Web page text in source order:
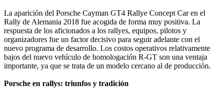
La aparición del Porsche Cayman GT4 Rallye Concept Car en el
Rally de Alemania 2018 fue acogida de forma muy positiva. La
respuesta de los aficionados a los rallyes, equipos, pilotos y
organizadores fue un factor decisivo para seguir adelante con el
nuevo programa de desarrollo. Los costos operativos relativamente
bajos del nuevo vehículo de homologación R-GT son una ventaja
importante, ya que se trata de un modelo cercano al de producción.
Porsche en rallys: triunfos y tradición